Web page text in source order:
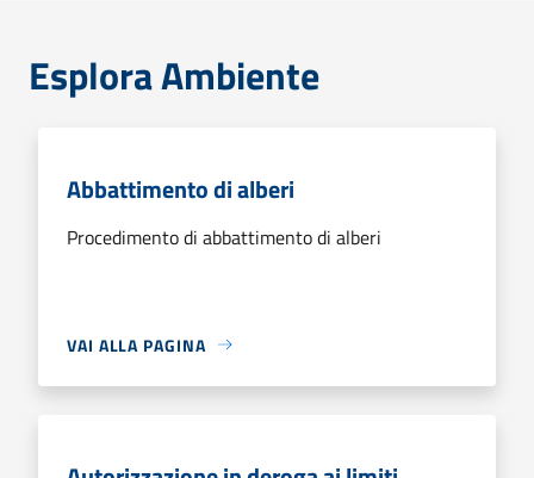
Esplora Ambiente
Abbattimento di alberi
Procedimento di abbattimento di alberi
VAI ALLA PAGINA